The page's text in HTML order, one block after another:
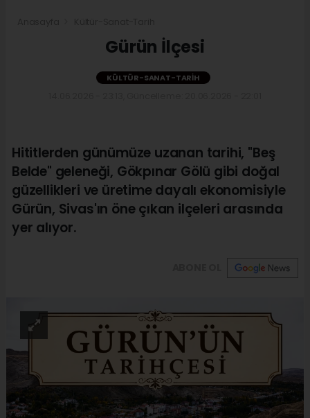
Gürün İlçesi
KÜLTÜR-SANAT-TARIH
Hititlerden günümüze uzanan tarihi, "Beş
Belde" geleneği, Gökpınar Gölü gibi doğal
güzellikleri ve üretime dayalı ekonomisiyle
Gürün, Sivas'ın öne çıkan ilçeleri arasında
yer alıyor.